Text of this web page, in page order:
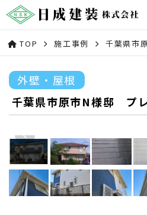
TOP 施工事例 千葉県市
外壁・屋根
千葉県市原市N様邸 プ